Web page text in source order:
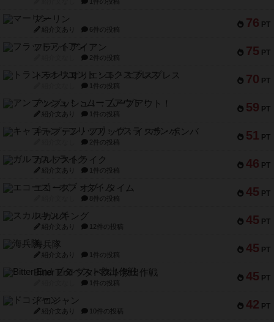
76 PT
マーリン
紹介文あり 6件の投稿
75 PT
フラットアイアン
2件の投稿
70 PT
トランスオリエント・エクスプレス
1件の投稿
59 PT
アンブッシュ！：ムーブアウト！
紹介文あり 1件の投稿
51 PT
キャプテン・フリップ：イスラ・ボンバ
2件の投稿
46 PT
ガルフストライク
紹介文あり 1件の投稿
45 PT
エコーズ・オブ・タイム
8件の投稿
45 PT
スカルキング
紹介文あり 12件の投稿
45 PT
海兵隊
紹介文あり 1件の投稿
45 PT
Bitter End ブタペスト救出作戦
1件の投稿
42 PT
ドコジャン
紹介文あり 10件の投稿